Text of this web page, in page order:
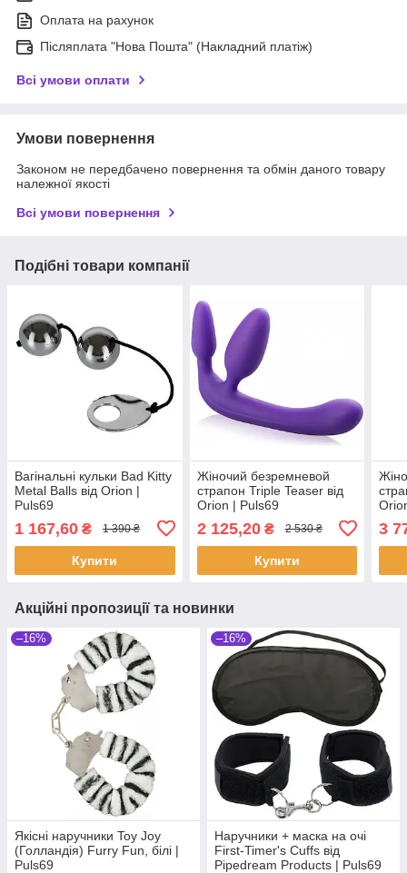
Оплата на рахунок
Післяплата "Нова Пошта" (Накладний платіж)
Всі умови оплати
Умови повернення
Законом не передбачено повернення та обмін даного товару
належної якості
Всі умови повернення
Подібні товари компанії
Вагінальні кульки Bad Kitty
Metal Balls від Orion |
Puls69
1 167,60 ₴ 1 390 ₴
Купити
Жіночий безремневой
страпон Triple Teaser від
Orion | Puls69
2 125,20₴ 2 530 ₴
Купити
3
Акційні пропозиції та новинки
–16%
Якісні наручники Toy Joy
(Голландія) Furry Fun, білі |
Puls69
–16%
Наручники + маска на очі
First-Timer's Cuffs від
Pipedream Products | Puls69